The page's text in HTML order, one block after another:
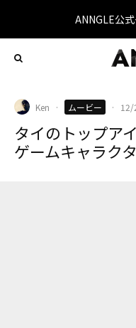
ANNGLE公
Ken · ムービー · 12/
タイのトップア
ゲームキャラク